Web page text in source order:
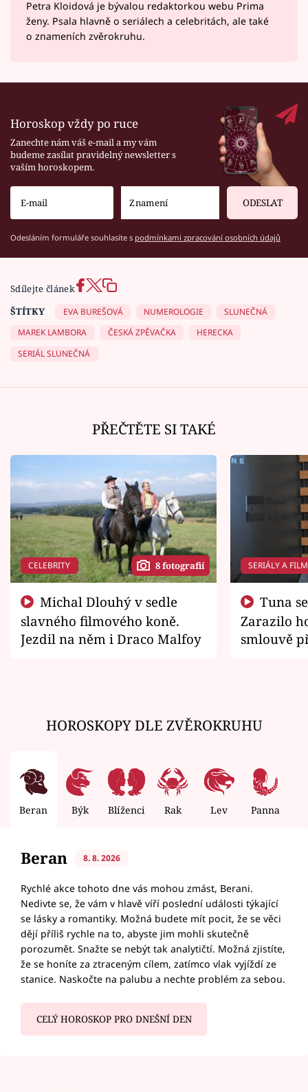
Petra Kloidová je bývalou redaktorkou webu Prima
ženy. Psala hlavně o seriálech a celebritách, ale také
o znameních zvěrokruhu.
Horoskop vždy po ruce
Zanechte nám váš e-mail a my vám
budeme zasílat pravidelný newsletter s
vaším horoskopem.
ODESLAT
Odesláním formuláře souhlasíte s podmínkami zpracování osobních údajů
Sdílejte článek
ŠTÍTKY
EVA BUREŠOVÁ NUMEROLOGIE
SLUNEČNÁ
MAREK LAMBORA
ČESKÁ ZPĚVAČKA
HERECKA
SERIÁL SLUNEČNÁ
PŘEČTĚTE SI TAKÉ
CELEBRITY 8 fotografií
slavného filmového koně.
Jezdil na něm i Draco Malfoy
SERIÁLY A
Zarazilo
smlouvě
HOROSKOPY DLE ZVĚROKRUHU
Beran Býk Blíženci Rak Lev Panna
Beran 8. 8. 2026
Rychlé akce tohoto dne vás mohou zmást, Berani.
Nedivte se, že vám v hlavě víří poslední události týkající
se lásky a romantiky. Možná budete mít pocit, že se věci
dějí příliš rychle na to, abyste jim mohli skutečně
porozumět. Snažte se nebýt tak analytičtí. Možná zjistíte,
že se honíte za ztraceným cílem, zatímco vlak vyjíždí ze
stanice. Naskočte na palubu a nechte problém za sebou.
CELÝ HOROSKOP PRO DNEŠNÍ DEN